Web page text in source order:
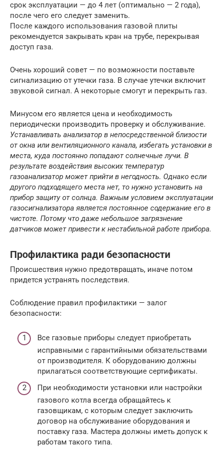
срок эксплуатации — до 4 лет (оптимально — 2 года),
после чего его следует заменить.
После каждого использования газовой плиты
рекомендуется закрывать кран на трубе, перекрывая
доступ газа.
Очень хороший совет — по возможности поставьте
сигнализацию от утечки газа. В случае утечки включит
звуковой сигнал. А некоторые смогут и перекрыть газ.
Минусом его является цена и необходимость
периодически производить проверку и обслуживание.
Устанавливать анализатор в непосредственной близости
от окна или вентиляционного канала, избегать установки в
места, куда постоянно попадают солнечные лучи. В
результате воздействия высоких температур
газоанализатор может прийти в негодность. Однако если
другого подходящего места нет, то нужно установить на
прибор защиту от солнца. Важным условием эксплуатации
газосигнализатора является постоянное содержание его в
чистоте. Потому что даже небольшое загрязнение
датчиков может привести к нестабильной работе прибора.
Профилактика ради безопасности
Происшествия нужно предотвращать, иначе потом
придется устранять последствия.
Соблюдение правил профилактики — залог
безопасности:
Все газовые приборы следует приобретать
исправными с гарантийными обязательствами
от производителя. К оборудованию должны
прилагаться соответствующие сертификаты.
При необходимости установки или настройки
газового котла всегда обращайтесь к
газовщикам, с которым следует заключить
договор на обслуживание оборудования и
поставку газа. Мастера должны иметь допуск к
работам такого типа.